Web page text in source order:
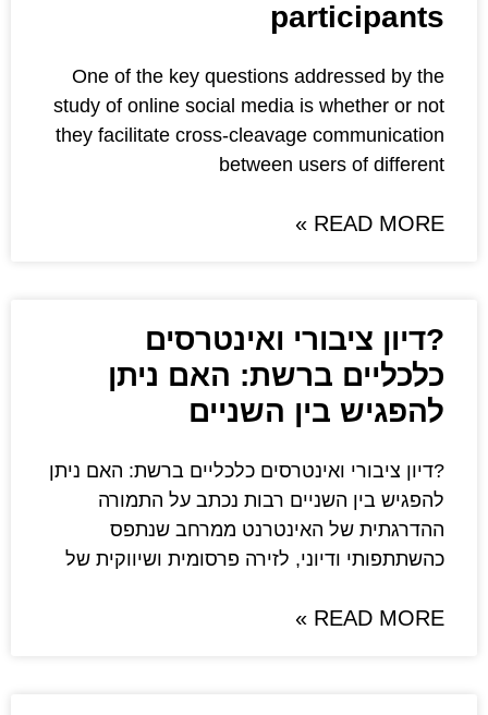
One of the key questions
study of online social media
they facilitate cross-cleavage
between
ואינטרסים
האם ניתן
השניים
כלכליים ברשת: האם ניתן
רבות נכתב על התמורה
ממרחב שנתפס
לזירה פרסומית ושיווקית של